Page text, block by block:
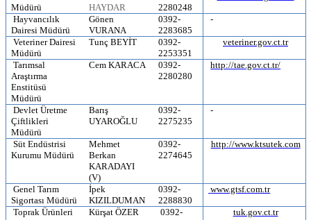
Müdürü
HAYDAR
2280248
Hayvancılık
Dairesi Müdürü
Gönen
VURANA
0392-
2283685
-
Veteriner Dairesi
Müdürü
Tunç BEYİT
0392-
2253351
veteriner.gov.ct.tr
Tarımsal
Araştırma
Enstitüsü
Müdürü
Cem KARACA
0392-
2280280
http://tae.gov.ct.tr/
Devlet Üretme
Çiftlikleri
Müdürü
Barış
UYAROĞLU
0392-
2275235
-
Süt Endüstrisi
Kurumu Müdürü
Mehmet
Berkan
KARADAYI
(V)
0392-
2274645
http://www.ktsutek.com
Genel Tarım
Sigortası Müdürü
İpek
KIZILDUMAN
0392-
2288830
www.gtsf.com.tr
Toprak Ürünleri
Kürşat ÖZER
0392-
tuk.gov.ct.tr